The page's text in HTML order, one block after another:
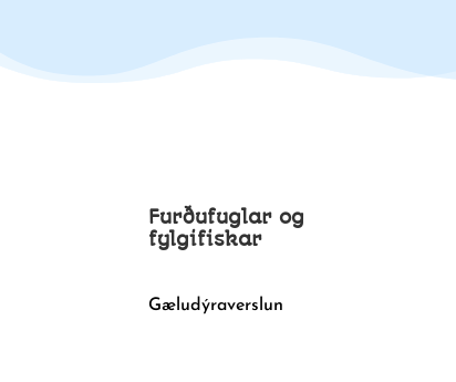
Furðufuglar og
fylgifiskar
Gæludýraverslun